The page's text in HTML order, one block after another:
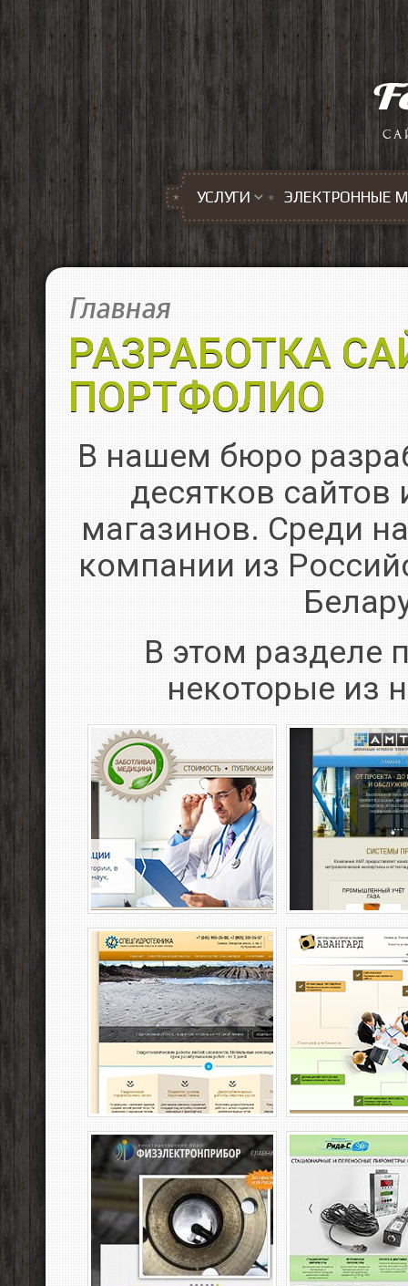
Перейти к основному содержанию
УСЛУГИ ЭЛЕКТРОННЫЕ
Главная
РАЗРАБОТКА
ПОРТФОЛИО
В нашем бюро
десятков сайтов
магазинов. Среди
компании из
В этом разделе
некоторые из